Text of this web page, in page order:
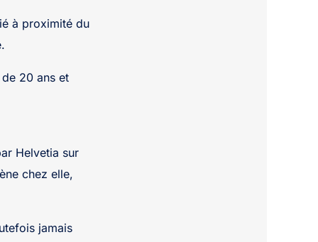
à proximité du
20 ans et
Helvetia sur
chez elle,
jamais